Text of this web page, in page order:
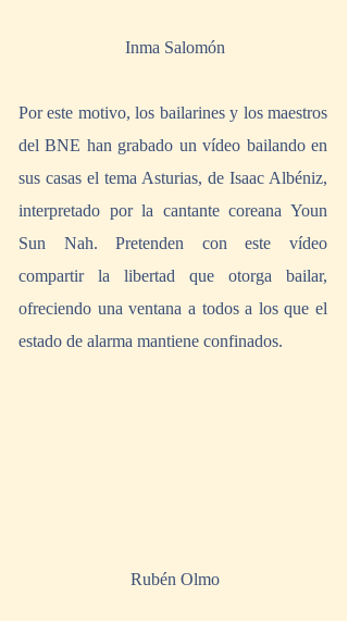
Inma Salomón
Por este motivo, los bailarines y los maestros
del BNE han grabado un vídeo bailando en
sus casas el tema Asturias, de Isaac Albéniz,
interpretado por la cantante coreana Youn
Sun Nah. Pretenden con este vídeo
compartir la libertad que otorga bailar,
ofreciendo una ventana a todos a los que el
estado de alarma mantiene confinados.
Rubén Olmo